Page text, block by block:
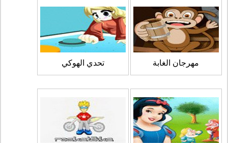
مهرجان الغابة تحدي الهوكي